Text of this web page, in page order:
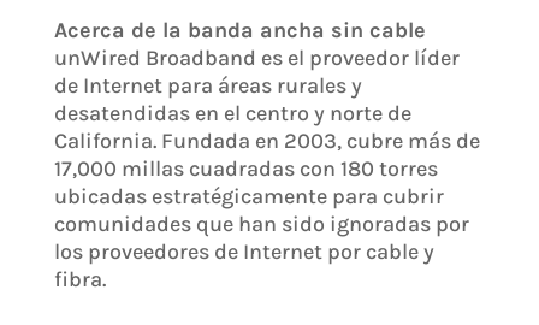
Acerca de la banda ancha sin cable
unWired Broadband es el proveedor líder
de Internet para áreas rurales y
desatendidas en el centro y norte de
California. Fundada en 2003, cubre más de
17,000 millas cuadradas con 180 torres
ubicadas estratégicamente para cubrir
comunidades que han sido ignoradas por
los proveedores de Internet por cable y
fibra.